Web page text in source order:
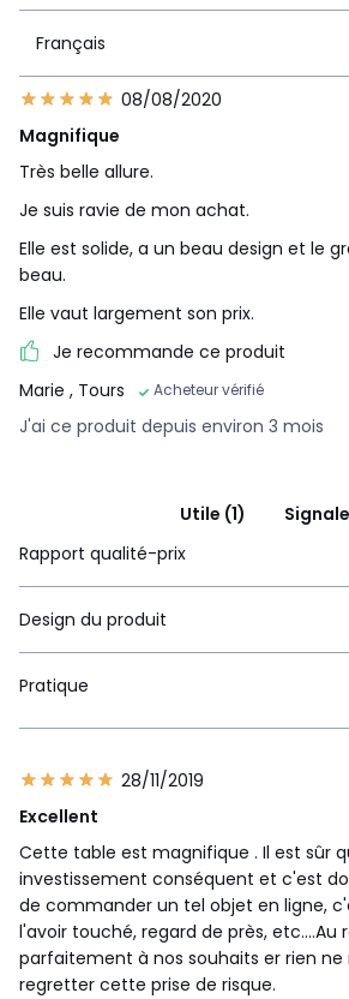
Français
08/08/2020
Magnifique
Très belle allure.
Je suis ravie de mon achat.
Elle est solide, a un beau design et le
beau.
Elle vaut largement son prix.
Je recommande ce produit
Marie , Tours Acheteur vérifié
J'ai ce produit depuis environ 3 mois
Utile (1)
Rapport qualité-prix
Design du produit
Pratique
28/11/2019
Excellent
Cette table est magnifique . Il est sûr
investissement conséquent et c'est
de commander un tel objet en ligne,
l'avoir touché, regard de près, etc....Au
parfaitement à nos souhaits er rien ne
regretter cette prise de risque.